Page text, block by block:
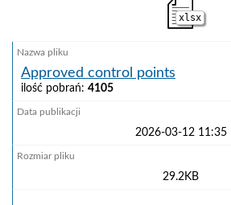
xlsx
Approved control points
ilość pobrań: 4105
2026-03-12 11:35
29.2KB